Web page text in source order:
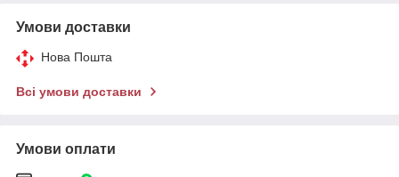
Умови доставки
Нова Пошта
Всі умови доставки
Умови оплати